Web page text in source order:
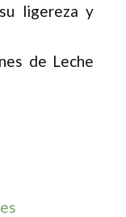
ligereza y
de Leche